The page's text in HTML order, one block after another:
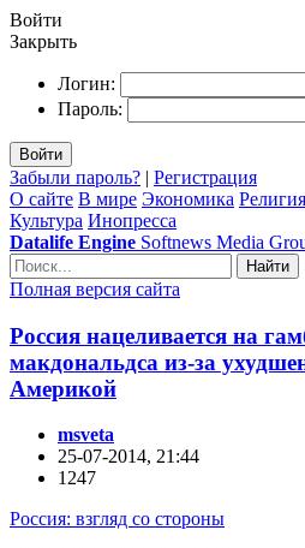
Войти
Закрыть
Логин:
Пароль:
Войти
Забыли пароль? | Регистрация
О сайте В мире Экономика Религия
Культура Инопресса
Datalife Engine Softnews Media
Найти
Полная версия сайта
Россия нацеливается на
макдональдса из-за
Америкой
msveta
25-07-2014, 21:44
1247
Россия: взгляд со стороны